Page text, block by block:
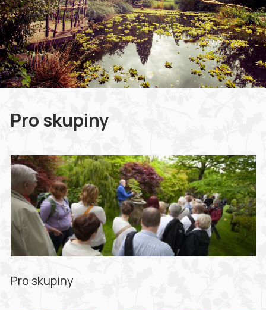
Pro skupiny
Pro skupiny